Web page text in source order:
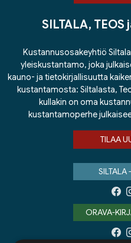
SILTALA, TEOS
Kustannusosakeyhtiö
yleiskustantamo, joka
kauno- ja tietokirjallisuutta
kustantamosta: Siltalasta,
kullakin on oma
kustantamoperhe
TILAA
SILTALA
ORAVA-